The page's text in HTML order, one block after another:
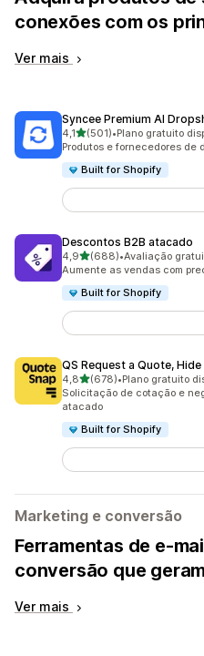
conexões com os
Ver mais
Syncee Premium AI
4,1de 5 estrelas
(501)
501 avaliações ao todo
•Plano gratuito
Produtos e fornecedores de
Built for Shopify
Descontos B2B atacado
4,9de 5 estrelas
(688)
688 avaliações ao todo
•Avaliação
Aumente as vendas com
Built for Shopify
QS Request a Quote, Hide
4,8de 5 estrelas
(678)
678 avaliações ao todo
•Plano gratuito
Solicitação de cotação e
atacado
Built for Shopify
Marketing e conversão
Ferramentas de e-
conversão que
Ver mais